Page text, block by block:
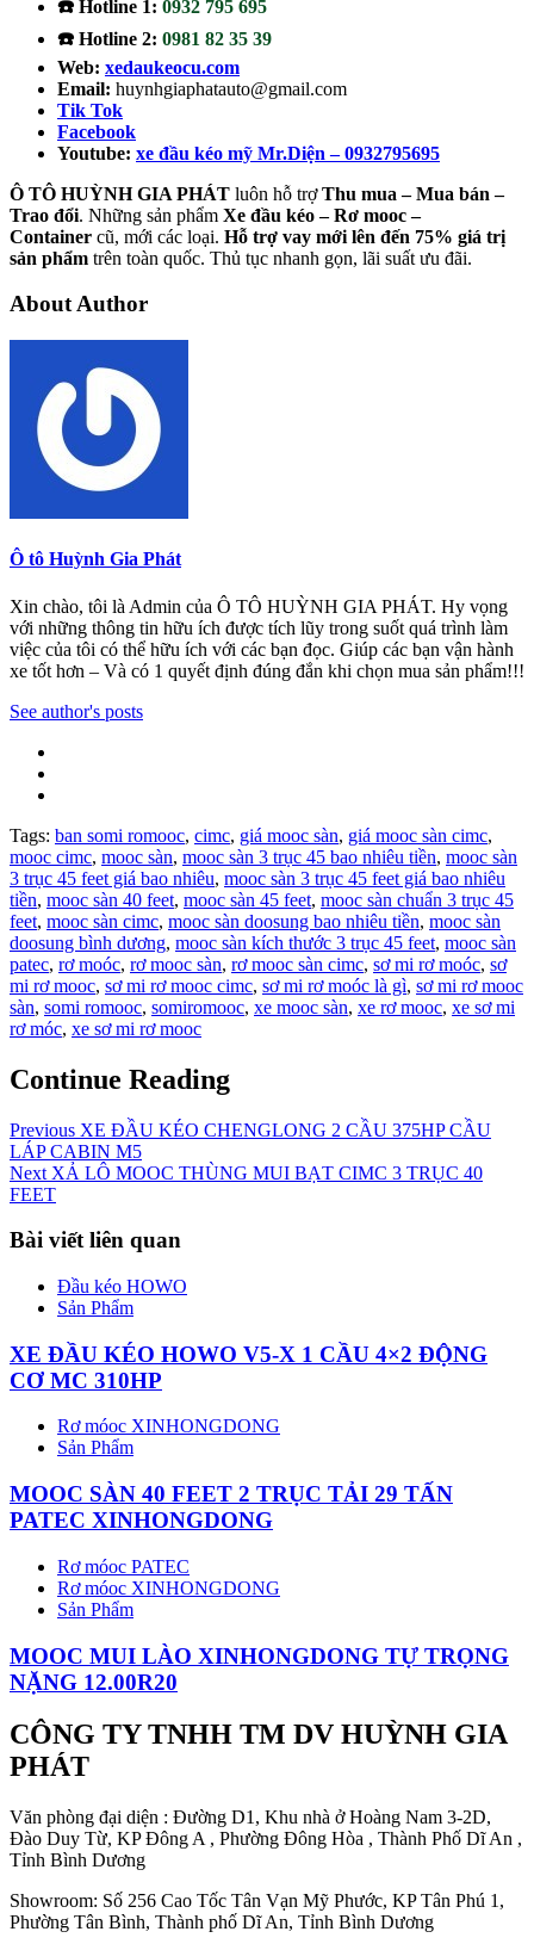
☎️ Hotline 1: 0932 795 695
☎️ Hotline 2: 0981 82 35 39
Web: xedaukeocu.com
Email: huynhgiaphatauto@gmail.com
Tik Tok
Facebook
Youtube: xe đầu kéo mỹ Mr.Diện – 0932795695
Ô TÔ HUỲNH GIA PHÁT luôn hỗ trợThu mua – Mua bán –
Trao đổi. Những sản phẩm Xe đầu kéo – Rơ mooc –
Container cũ, mới các loại. Hỗ trợ vay mới lên đến 75% giá trị
sản phẩm trên toàn quốc. Thủ tục nhanh gọn, lãi suất ưu đãi.
About Author
Ô tô Huỳnh Gia Phát
Xin chào, tôi là Admin của Ô TÔ HUỲNH GIA PHÁT. Hy vọng
với những thông tin hữu ích được tích lũy trong suốt quá trình làm
việc của tôi có thể hữu ích với các bạn đọc. Giúp các bạn vận hành
xe tốt hơn – Và có 1 quyết định đúng đắn khi chọn mua sản phẩm!!!
See author's posts
Tags: ban somi romooc, cimc, giá mooc sàn, giá mooc sàn cimc,
mooc cimc, mooc sàn, mooc sàn 3 trục 45 bao nhiêu tiền, mooc sàn
3 trục 45 feet giá bao nhiêu, mooc sàn 3 trục 45 feet giá bao nhiêu
tiền, mooc sàn 40 feet, mooc sàn 45 feet, mooc sàn chuẩn 3 trục 45
feet, mooc sàn cimc, mooc sàn doosung bao nhiêu tiền, mooc sàn
doosung bình dương, mooc sàn kích thước 3 trục 45 feet, mooc sàn
patec, rơ moóc, rơ mooc sàn, rơ mooc sàn cimc, sơ mi rơ moóc, sơ
mi rơ mooc, sơ mi rơ mooc cimc, sơ mi rơ moóc là gì, sơ mi rơ mooc
sàn, somi romooc, somiromooc, xe mooc sàn, xe rơ mooc, xe sơ mi
rơ móc, xe sơ mi rơ mooc
Continue Reading
Previous XE ĐẦU KÉO CHENGLONG 2 CẦU 375HP CẦU
LÁP CABIN M5
Next XẢ LÔ MOOC THÙNG MUI BẠT CIMC 3 TRỤC 40
FEET
Bài viết liên quan
Đầu kéo HOWO
Sản Phẩm
XE ĐẦU KÉO HOWO V5-X 1 CẦU 4×2 ĐỘNG
CƠ MC 310HP
Rơ móoc XINHONGDONG
Sản Phẩm
MOOC SÀN 40 FEET 2 TRỤC TẢI 29 TẤN
PATEC XINHONGDONG
Rơ móoc PATEC
Rơ móoc XINHONGDONG
Sản Phẩm
MOOC MUI LÀO XINHONGDONG TỰ TRỌNG
NẶNG 12.00R20
CÔNG TY TNHH TM DV HUỲNH GIA
PHÁT
Văn phòng đại diện : Đường D1, Khu nhà ở Hoàng Nam 3-2D,
Đào Duy Từ, KP Đông A , Phường Đông Hòa , Thành Phố Dĩ An ,
Tỉnh Bình Dương
Showroom: Số 256 Cao Tốc Tân Vạn Mỹ Phước, KP Tân Phú 1,
Phường Tân Bình, Thành phố Dĩ An, Tỉnh Bình Dương